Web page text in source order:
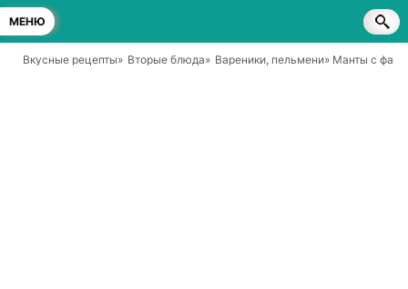
МЕНЮ
Вкусные рецепты» Вторые блюда» Вареники, пельмени» Манты с